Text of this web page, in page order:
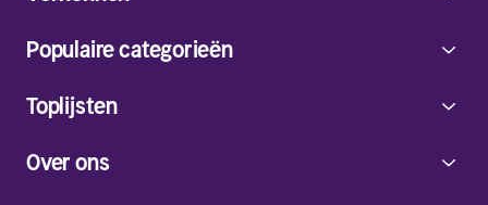
Over ons
Populaire categorieën
Toplijsten